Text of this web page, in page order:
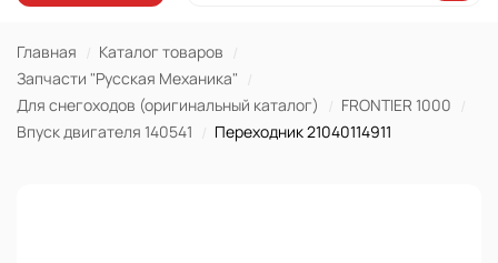
Главная
Каталог товаров
Запчасти "Русская Механика"
Для снегоходов (оригинальный каталог)
FRONTIER 1000
Впуск двигателя 140541
Переходник 21040114911